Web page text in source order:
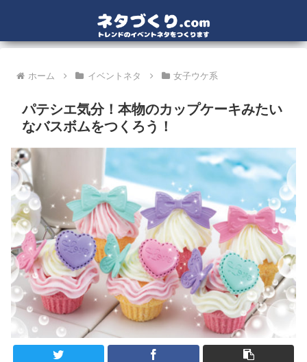
ホーム イベントネタ 女子ウケ系
パテシエ気分！本物のカップケーキみたい
なバスボムをつくろう！